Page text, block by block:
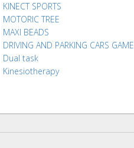
KINECT SPORTS
MOTORIC TREE
MAXI BEADS
DRIVING AND PARKING CARS
Dual task
Kinesiotherapy